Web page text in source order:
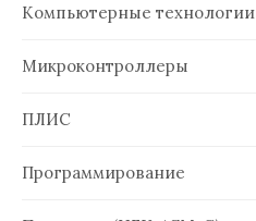
Компьютерные технологии
Микроконтроллеры
ПЛИС
Программирование